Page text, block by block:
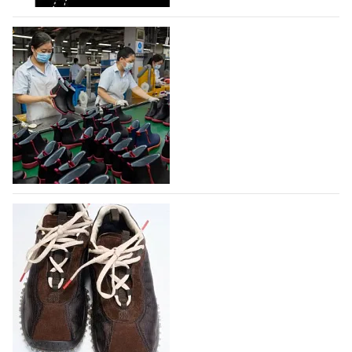
07.08.2026 284
На платформе Lamoda - новый раздел и
условия продвижения локальных
дизайнерских марок
Российский маркетплейс Lamoda решил обновить
раздел для продажи продукции локальных
дизайнерских марок одежды, обуви и аксессуаров.
Бренды также получат маркетинговую…
06.08.2026 456
Объем мирового производства обуви в
2025 году практически не увеличился
В 2025 году мировое производство обуви
практически не изменилось, зафиксировав
незначительный рост на 0,1% до 24,6 млрд пар, -
данные опубликованы в аналитическом вестнике